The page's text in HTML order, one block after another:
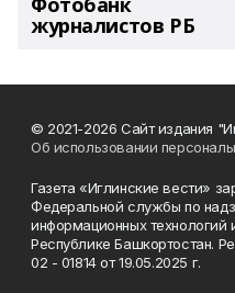
журналистов РБ
© 2021-2026 Сайт издания
Об использовании
Газета «Иглинские вести»
Федеральной службы по
информационных
Республике Башкортостан.
02 - 01814 от 19.05.2025 г.